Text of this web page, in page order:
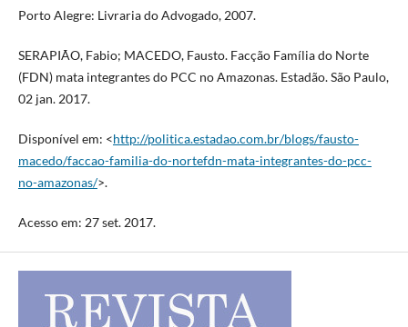
Porto Alegre: Livraria do Advogado, 2007.
SERAPIÃO, Fabio; MACEDO, Fausto. Facção Família do Norte
(FDN) mata integrantes do PCC no Amazonas. Estadão. São Paulo,
02 jan. 2017.
Disponível em: <http://politica.estadao.com.br/blogs/fausto-
macedo/faccao-familia-do-nortefdn-mata-integrantes-do-pcc-
no-amazonas/>.
Acesso em: 27 set. 2017.